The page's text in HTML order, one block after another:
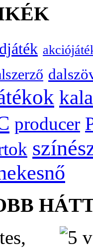
producer